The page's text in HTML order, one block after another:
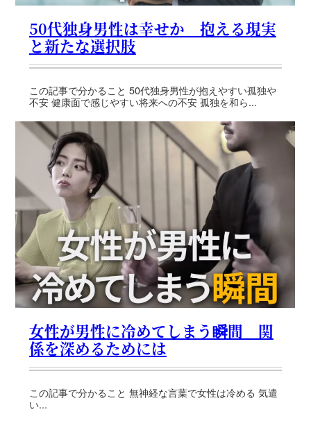
50代独身男性は幸せか 抱える現実
と新たな選択肢
この記事で分かること 50代独身男性が抱えやすい孤独や
不安 健康面で感じやすい将来への不安 孤独を和ら...
女性が男性に冷めてしまう瞬間 関
係を深めるためには
この記事で分かること 無神経な言葉で女性は冷める 気遣
い...